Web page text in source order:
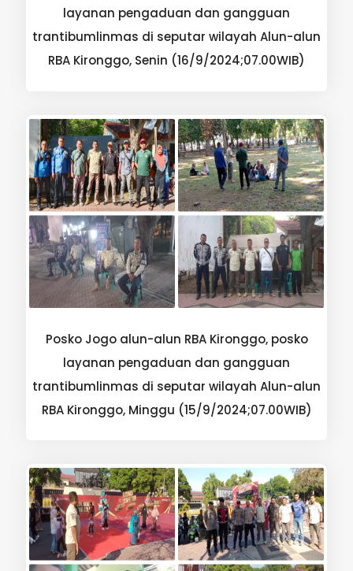
layanan pengaduan dan gangguan
trantibumlinmas di seputar wilayah Alun-alun
RBA Kironggo, Senin (16/9/2024;07.00WIB)
Posko Jogo alun-alun RBA Kironggo, posko
layanan pengaduan dan gangguan
trantibumlinmas di seputar wilayah Alun-alun
RBA Kironggo, Minggu (15/9/2024;07.00WIB)